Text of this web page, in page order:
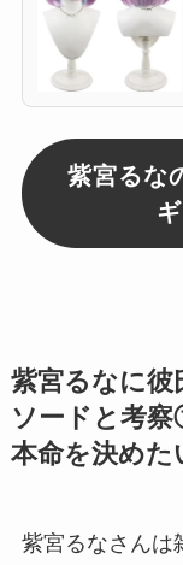
紫宮るな
紫宮るなに
ソードと考
本命を決めた
紫宮るなさんは